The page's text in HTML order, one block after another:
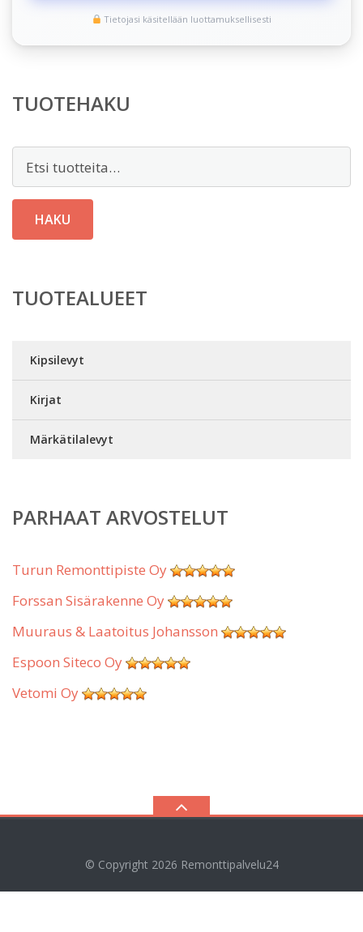
Tietojasi käsitellään luottamuksellisesti
TUOTEHAKU
HAKU
TUOTEALUEET
Kipsilevyt
Kirjat
Märkätilalevyt
PARHAAT ARVOSTELUT
Turun Remonttipiste Oy
Forssan Sisärakenne Oy
Muuraus & Laatoitus Johansson
Espoon Siteco Oy
Vetomi Oy
© Copyright 2026 Remonttipalvelu24